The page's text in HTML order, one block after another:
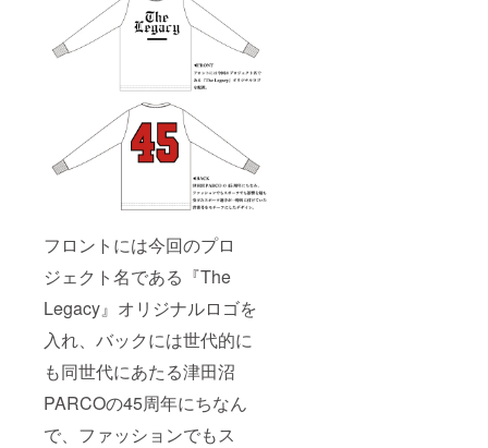
フロントには今回のプロ
ジェクト名である『The
Legacy』オリジナルロゴを
入れ、バックには世代的に
も同世代にあたる津田沼
PARCOの45周年にちなん
で、ファッションでもス